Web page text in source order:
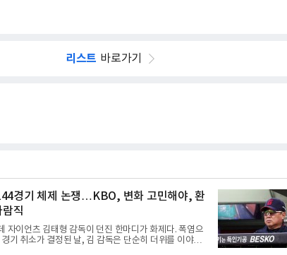
리스트 바로가기
경기 체제 논쟁…KBO, 변화 고민해야, 환
직
자이언츠 김태형 감독이 던진 한마디가 화제다. 폭염으
기 취소가 결정된 날, 김 감독은 단순히 더위를 이야기